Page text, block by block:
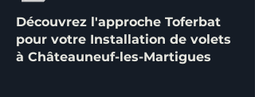
Découvrez l'approche Toferbat
pour votre Installation de volets
à Châteauneuf-les-Martigues